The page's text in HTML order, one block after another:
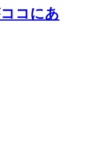
コにあ